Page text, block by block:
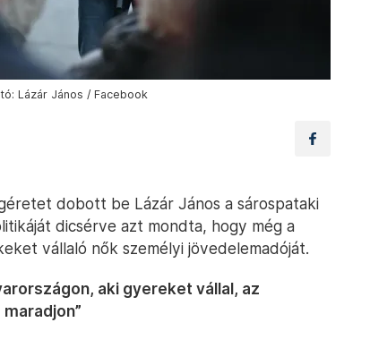
Lázár János / Facebook
dobott be Lázár János a sárospataki
dicsérve azt mondta, hogy még a
vállaló nők személyi jövedelemadóját.
aki gyereket vállal, az